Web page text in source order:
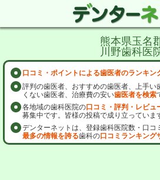
熊本県玉名
川野歯科医
口コミ・ポイントによる歯医者のランキン
評判の歯医者、おすすめの歯医者、上手い
くない歯医者、治療費の安い歯医者を検索
各地域の歯科医院の口コミ・評判・レビュ
募集中です。皆様の投稿で成り立っていま
デンターネットは、登録歯科医院数・口コ
最多の情報を誇る歯科の口コミランキング